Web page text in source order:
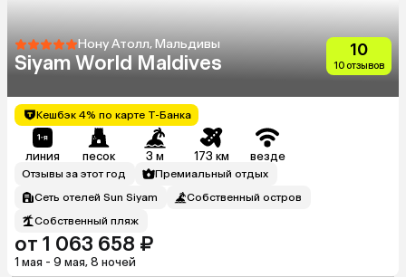
Нону Атолл, Мальдивы
Siyam World Maldives
10
10 отзывов
Кешбэк 4% по карте Т-Банка
линия песок 3 м 173 км везде
Отзывы за этот год
Премиальный отдых
Сеть отелей Sun Siyam
Собственный остров
Собственный пляж
от 1 063 658 ₽
1 мая - 9 мая, 8 ночей